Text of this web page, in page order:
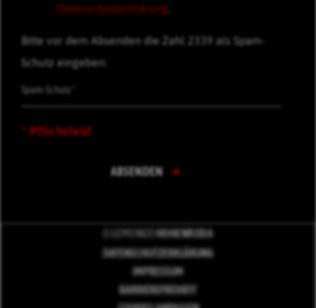
Datenschutzerklärung
Bitte vor dem Absenden die Zahl 2339 als Spam-
Schutz eingeben:
* Pflichtfeld
ABSENDEN
© GEMEINDE HOHENRODA
DATENSCHUTZERKLÄRUNG
IMPRESSUM
BARRIEREFREIHEIT